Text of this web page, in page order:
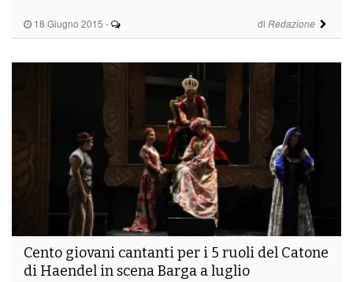
18 Giugno 2015 - di Redazione
Cento giovani cantanti per i 5 ruoli del Catone
di Haendel in scena Barga a luglio